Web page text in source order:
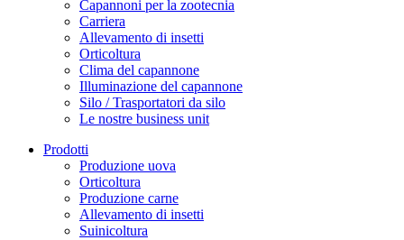
Capannoni per la zootecnia
Carriera
Allevamento di insetti
Orticoltura
Clima del capannone
Illuminazione del capannone
Silo / Trasportatori da silo
Le nostre business unit
Prodotti
Produzione uova
Orticoltura
Produzione carne
Allevamento di insetti
Suinicoltura